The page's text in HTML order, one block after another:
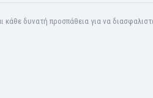
κάθε δυνατή προσπάθεια για να